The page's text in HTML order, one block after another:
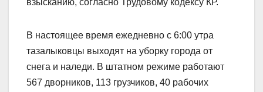
В настоящее время ежедневно с 6:00 утра
тазалыковцы выходят на уборку города от
снега и наледи. В штатном режиме работают
567 дворников, 113 грузчиков, 40 рабочих